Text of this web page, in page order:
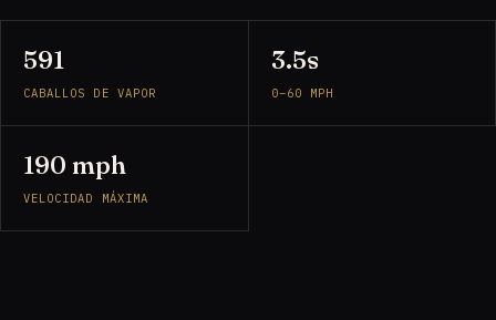
591
CABALLOS DE VAPOR
3.5s
0–60 MPH
190 mph
VELOCIDAD MÁXIMA